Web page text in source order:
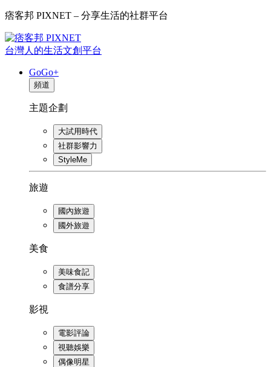
痞客邦 PIXNET – 分享生活的社群平台
台灣人的生活文創平台
GoGo+
頻道
主題企劃
大試用時代
社群影響力
StyleMe
旅遊
國內旅遊
國外旅遊
美食
美味食記
食譜分享
影視
電影評論
視聽娛樂
偶像明星